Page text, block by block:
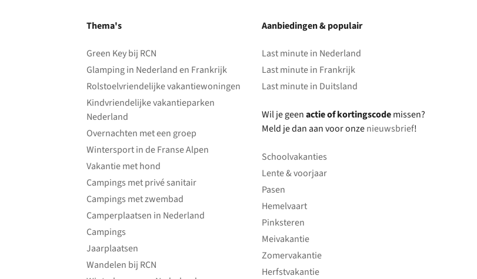
Thema's
Green Key bij RCN
Glamping in Nederland en Frankrijk
Rolstoelvriendelijke vakantiewoningen
Kindvriendelijke vakantieparken
Nederland
Overnachten met een groep
Wintersport in de Franse Alpen
Vakantie met hond
Campings met privé sanitair
Campings met zwembad
Camperplaatsen in Nederland
Campings
Jaarplaatsen
Wandelen bij RCN
Aanbiedingen & populair
Last minute in Nederland
Last minute in Frankrijk
Last minute in Duitsland
Wil je geenactie of kortingscodemissen?
Meld je dan aan voor onzenieuwsbrief!
Schoolvakanties
Lente & voorjaar
Pasen
Hemelvaart
Pinksteren
Meivakantie
Zomervakantie
Herfstvakantie